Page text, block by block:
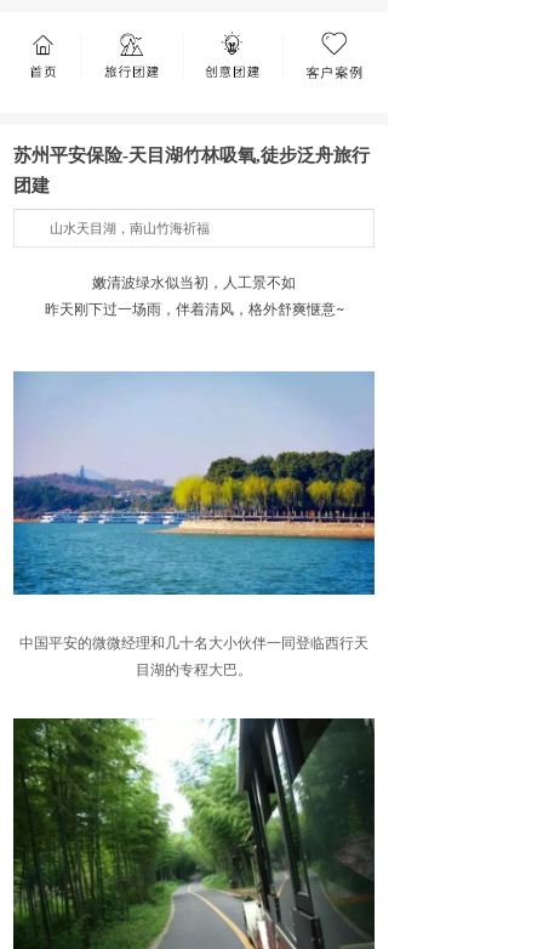
苏州平安保险-天目湖竹林吸氧,徒步泛舟旅行
团建
山水天目湖，南山竹海祈福
嫩清波绿水似当初，人工景不如
昨天刚下过一场雨，伴着清风，格外舒爽惬意~
中国平安的微微经理和几十名大小伙伴一同登临西行天
目湖的专程大巴。